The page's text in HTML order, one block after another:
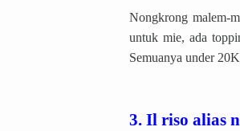
Nongkrong malem-
untuk mie, ada
Semuanya under
3. Il riso alias